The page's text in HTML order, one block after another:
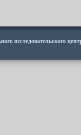
исследовательского